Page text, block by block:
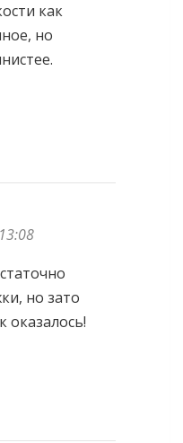
как
но
но зато
оказалось!